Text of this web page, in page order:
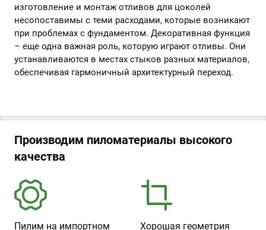
изготовление и монтаж отливов для цоколей
несопоставимы с теми расходами, которые возникают
при проблемах с фундаментом. Декоративная функция
– еще одна важная роль, которую играют отливы. Они
устанавливаются в местах стыков разных материалов,
обеспечивая гармоничный архитектурный переход.
Производим пиломатериалы высокого
качества
Пилим на импортном Хорошая геометрия